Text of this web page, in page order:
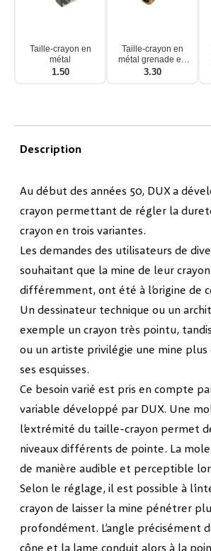
Taille-crayon en
métal
1.50
Taille-crayon en
métal grenade en
laiton
3.30
Description
Au début des années 50, DUX a
crayon permettant de régler la
crayon en trois variantes.
Les demandes des utilisateurs de
souhaitant que la mine de leur
différemment, ont été à l’origine de
Un dessinateur technique ou un
exemple un crayon très pointu,
ou un artiste privilégie une mine plus
ses esquisses.
Ce besoin varié est pris en compte
variable développé par DUX. Une
l’extrémité du taille-crayon permet
niveaux différents de pointe. La
de manière audible et perceptible
Selon le réglage, il est possible à
crayon de laisser la mine pénétrer
profondément. L’angle précisément
cône et la lame conduit alors à la